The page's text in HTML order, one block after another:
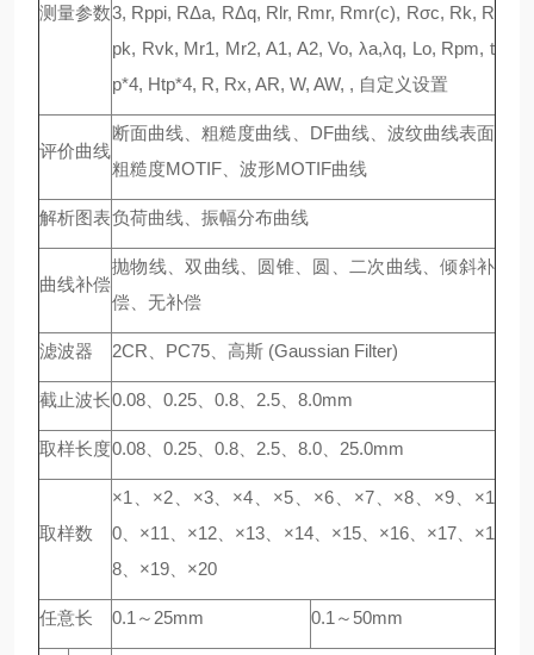
测量参数3, Rppi, RΔa, RΔq, Rlr, Rmr, Rmr(c), Rσc, Rk, R
pk, Rvk, Mr1, Mr2, A1, A2, Vo, λa,λq, Lo, Rpm, t
p*4, Htp*4, R, Rx, AR, W, AW, , 自定义设置
评价曲线
断面曲线、粗糙度曲线、DF曲线、波纹曲线表面
粗糙度MOTIF、波形MOTIF曲线
解析图表负荷曲线、振幅分布曲线
曲线补偿
抛物线、双曲线、圆锥、圆、二次曲线、倾斜补
偿、无补偿
滤波器 2CR、PC75、高斯 (Gaussian Filter)
截止波长0.08、0.25、0.8、2.5、8.0mm
取样长度0.08、0.25、0.8、2.5、8.0、25.0mm
取样数
×1、×2、×3、×4、×5、×6、×7、×8、×9、×1
0、×11、×12、×13、×14、×15、×16、×17、×1
8、×19、×20
任意长 0.1～25mm 0.1～50mm